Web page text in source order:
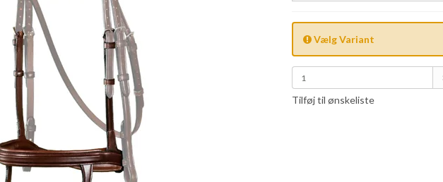
Vælg Variant
Tilføj til ønskeliste